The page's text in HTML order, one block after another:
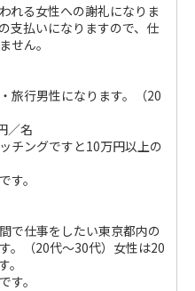
れる女性への謝礼になりま
支払いになりますので、仕
せん。
旅行男性になります。（20
／名
チングですと10万円以上の
す。
で仕事をしたい東京都内の
。（20代～30代）女性は20
す。